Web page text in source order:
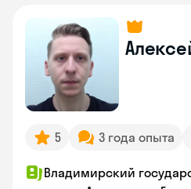
5 3 года опыта
Владимирский